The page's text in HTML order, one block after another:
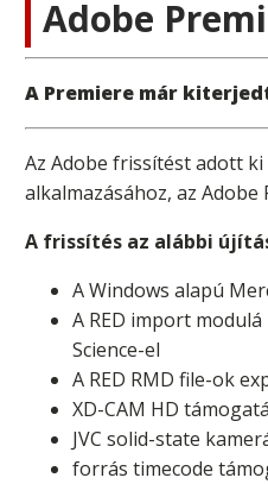
Adobe
A Premiere már
Az Adobe frissítést adott
alkalmazásához, az Adobe
A frissítés az alábbi
A Windows alapú
A RED import
Science-el
A RED RMD file-ok
XD-CAM HD
JVC solid-state
forrás timecode